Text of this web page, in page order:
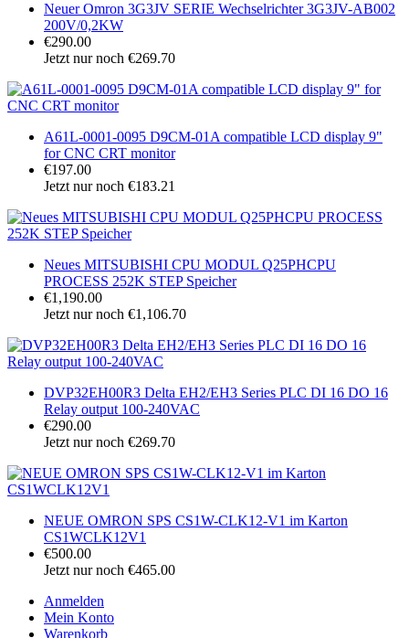
Neuer Omron 3G3JV SERIE Wechselrichter 3G3JV-AB002
200V/0,2KW
€290.00
Jetzt nur noch €269.70
A61L-0001-0095 D9CM-01A compatible LCD display 9"
for CNC CRT monitor
€197.00
Jetzt nur noch €183.21
Neues MITSUBISHI CPU MODUL Q25PHCPU
PROCESS 252K STEP Speicher
€1,190.00
Jetzt nur noch €1,106.70
DVP32EH00R3 Delta EH2/EH3 Series PLC DI 16 DO 16
Relay output 100-240VAC
€290.00
Jetzt nur noch €269.70
NEUE OMRON SPS CS1W-CLK12-V1 im Karton
CS1WCLK12V1
€500.00
Jetzt nur noch €465.00
Anmelden
Mein Konto
Warenkorb